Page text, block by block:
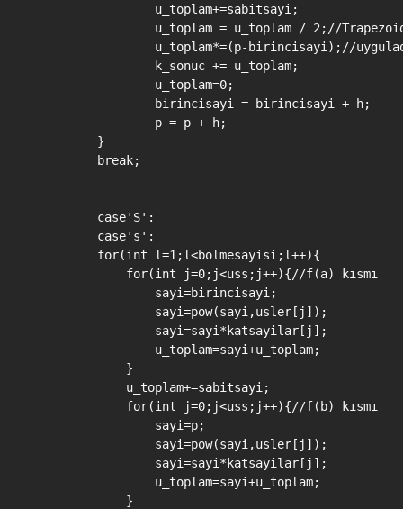
                u_toplam+=sabitsayi;
u_toplam = u_toplam / 2;//
u_toplam*=(p-birincisayi);//
                k_sonuc += u_toplam;
                u_toplam=0;
                birincisayi = birincisayi + h;
                p = p + h;
        }
        break;
        case'S':
        case's':
        for(int l=1;l<bolmesayisi;l++){
            for(int j=0;j<uss;j++){//f(a) kısmı
                sayi=birincisayi;
                sayi=pow(sayi,usler[j]);
                sayi=sayi*katsayilar[j];
                u_toplam=sayi+u_toplam;
            }
            u_toplam+=sabitsayi;
            for(int j=0;j<uss;j++){//f(b) kısmı
                sayi=p;
                sayi=pow(sayi,usler[j]);
                sayi=sayi*katsayilar[j];
                u_toplam=sayi+u_toplam;
            }